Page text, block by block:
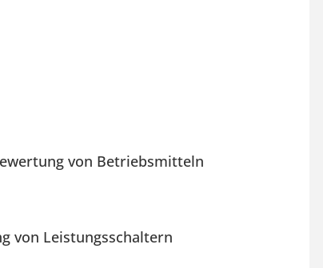
von Betriebsmitteln
von Leistungsschaltern